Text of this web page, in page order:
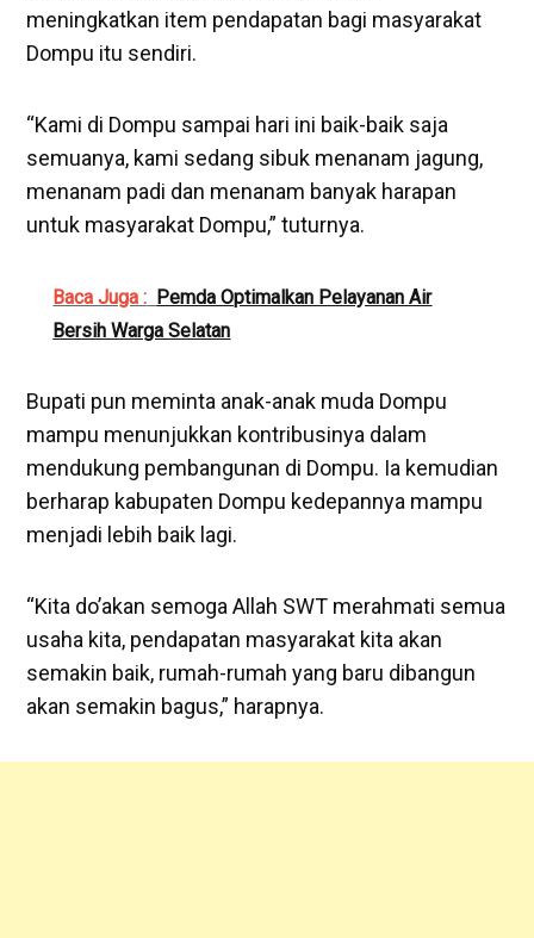
meningkatkan item pendapatan bagi masyarakat
Dompu itu sendiri.
“Kami di Dompu sampai hari ini baik-baik saja
semuanya, kami sedang sibuk menanam jagung,
menanam padi dan menanam banyak harapan
untuk masyarakat Dompu,” tuturnya.
Baca Juga : Pemda Optimalkan Pelayanan Air
Bersih Warga Selatan
Bupati pun meminta anak-anak muda Dompu
mampu menunjukkan kontribusinya dalam
mendukung pembangunan di Dompu. Ia kemudian
berharap kabupaten Dompu kedepannya mampu
menjadi lebih baik lagi.
“Kita do’akan semoga Allah SWT merahmati semua
usaha kita, pendapatan masyarakat kita akan
semakin baik, rumah-rumah yang baru dibangun
akan semakin bagus,” harapnya.